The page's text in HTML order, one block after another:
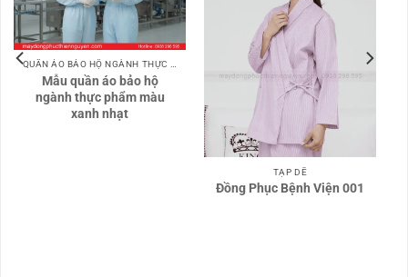
QUẦN ÁO BẢO HỘ NGÀNH THỰC PHẨM
Mẫu quần áo bảo hộ
ngành thực phẩm màu
xanh nhạt
TẠP DỀ
Đồng Phục Bệnh Viện 001